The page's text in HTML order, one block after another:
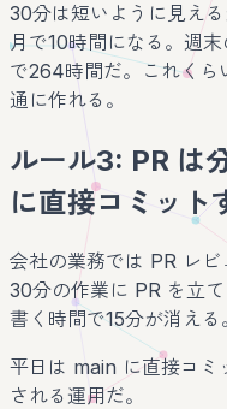
30分は短いように見え
月で10時間になる。週
で264時間だ。これくら
通に作れる。
ルール3: PR は
に直接コミット
会社の業務では PR レ
30分の作業に PR を立
書く時間で15分が消える。
平日は main に直接コミ
される運用だ。